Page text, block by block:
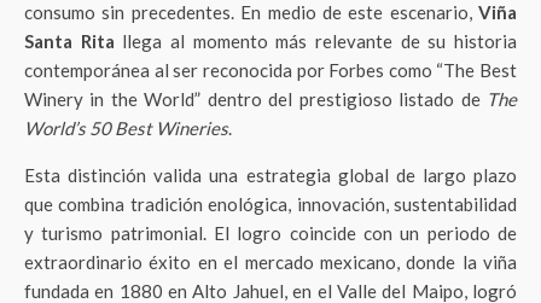
consumo sin precedentes. En medio de este escenario, Viña
Santa Rita llega al momento más relevante de su historia
contemporánea al ser reconocida por Forbes como “The Best
Winery in the World” dentro del prestigioso listado de The
World’s 50 Best Wineries.
Esta distinción valida una estrategia global de largo plazo
que combina tradición enológica, innovación, sustentabilidad
y turismo patrimonial. El logro coincide con un periodo de
extraordinario éxito en el mercado mexicano, donde la viña
fundada en 1880 en Alto Jahuel, en el Valle del Maipo, logró